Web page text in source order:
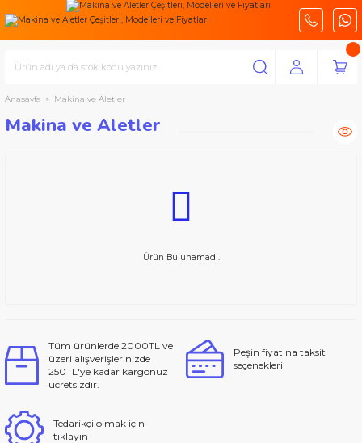
Anasayfa Makina ve Aletler
Makina ve Aletler
Ürün Bulunamadı.
Tüm ürünlerde 2000TL ve
üzeri alışverişlerinizde
250TL'ye kadar kargonuz
ücretsizdir.
Peşin fiyatına taksit
seçenekleri
Tedarikçi olmak için
tıklayın